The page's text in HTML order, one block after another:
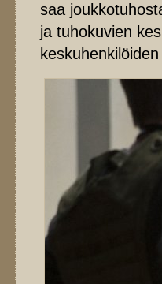
saa
ja tuhokuvien